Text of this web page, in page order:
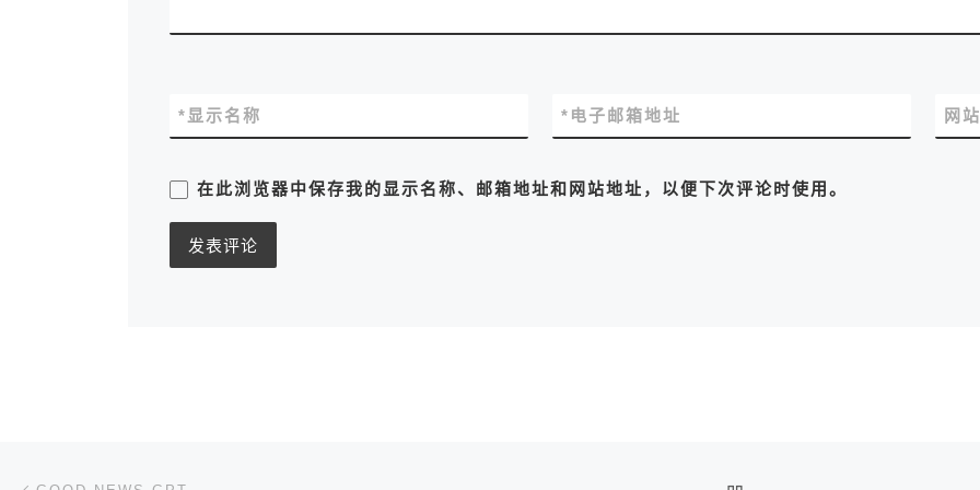
显示名称
* 电子邮箱地址
* 网
在此浏览器中保存我的显示名称、邮箱地址和网站地址，以便下次评论时使用。
文章导航